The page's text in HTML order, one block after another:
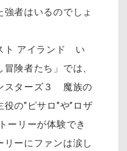
者はいるのでしょ
ト アイランド い
険者たち」では、
スターズ３ 魔族の
の”ピサロ”や”ロザ
ーリーが体験でき
リーにファンは涙し